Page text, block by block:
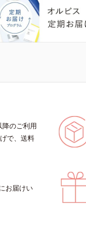
のご利用
で、送料
お届けい